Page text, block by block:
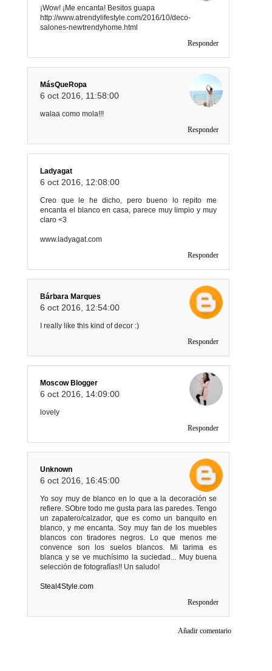
¡Wow! ¡Me encanta! Besitos guapa
http://www.atrendylifestyle.com/2016/10/deco-
salones-newtrendyhome.html
Responder
MásQueRopa
6 oct 2016, 11:58:00
walaa como mola!!!
Responder
Ladyagat
6 oct 2016, 12:08:00
Creo que le he dicho, pero bueno lo repito me
encanta el blanco en casa, parece muy limpio y muy
claro <3
www.ladyagat.com
Responder
Bárbara Marques
6 oct 2016, 12:54:00
I really like this kind of decor :)
Responder
Moscow Blogger
6 oct 2016, 14:09:00
lovely
Responder
Unknown
6 oct 2016, 16:45:00
Yo soy muy de blanco en lo que a la decoración se
refiere. SObre todo me gusta para las paredes. Tengo
un zapatero/calzador, que es como un banquito en
blanco, y me encanta. Soy muy fan de los muebles
blancos con tiradores negros. Lo que menos me
convence son los suelos blancos. Mi tarima es
blanca y se ve muchísimo la suciedad... Muy buena
selección de fotografías!! Un saludo!
Steal4Style.com
Responder
Añadir comentario